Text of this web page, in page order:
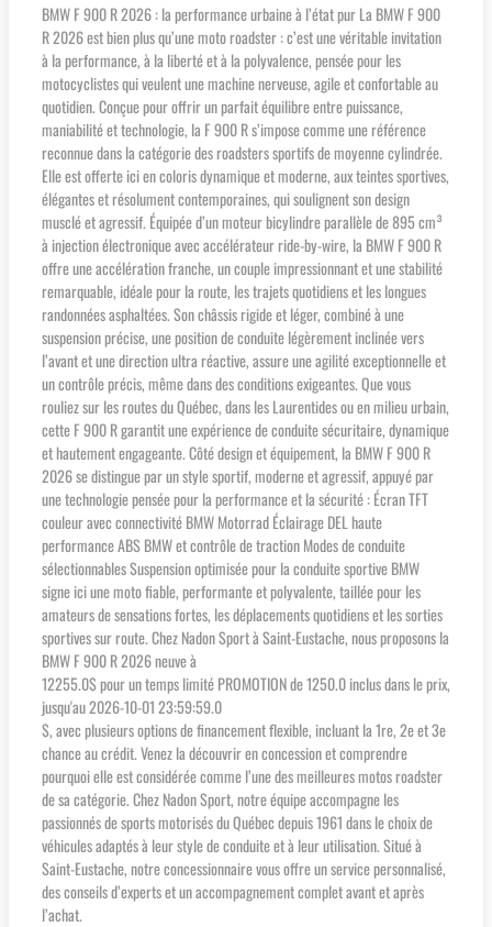
BMW F 900 R 2026 : la performance urbaine à l’état pur La BMW F 900
R 2026 est bien plus qu’une moto roadster : c’est une véritable invitation
à la performance, à la liberté et à la polyvalence, pensée pour les
motocyclistes qui veulent une machine nerveuse, agile et confortable au
quotidien. Conçue pour offrir un parfait équilibre entre puissance,
maniabilité et technologie, la F 900 R s’impose comme une référence
reconnue dans la catégorie des roadsters sportifs de moyenne cylindrée.
Elle est offerte ici en coloris dynamique et moderne, aux teintes sportives,
élégantes et résolument contemporaines, qui soulignent son design
musclé et agressif. Équipée d’un moteur bicylindre parallèle de 895 cm³
à injection électronique avec accélérateur ride-by-wire, la BMW F 900 R
offre une accélération franche, un couple impressionnant et une stabilité
remarquable, idéale pour la route, les trajets quotidiens et les longues
randonnées asphaltées. Son châssis rigide et léger, combiné à une
suspension précise, une position de conduite légèrement inclinée vers
l’avant et une direction ultra réactive, assure une agilité exceptionnelle et
un contrôle précis, même dans des conditions exigeantes. Que vous
rouliez sur les routes du Québec, dans les Laurentides ou en milieu urbain,
cette F 900 R garantit une expérience de conduite sécuritaire, dynamique
et hautement engageante. Côté design et équipement, la BMW F 900 R
2026 se distingue par un style sportif, moderne et agressif, appuyé par
une technologie pensée pour la performance et la sécurité : Écran TFT
couleur avec connectivité BMW Motorrad Éclairage DEL haute
performance ABS BMW et contrôle de traction Modes de conduite
sélectionnables Suspension optimisée pour la conduite sportive BMW
signe ici une moto fiable, performante et polyvalente, taillée pour les
amateurs de sensations fortes, les déplacements quotidiens et les sorties
sportives sur route. Chez Nadon Sport à Saint-Eustache, nous proposons la
BMW F 900 R 2026 neuve à
12255.0$ pour un temps limité PROMOTION de 1250.0 inclus dans le prix,
jusqu'au 2026-10-01 23:59:59.0
$, avec plusieurs options de financement flexible, incluant la 1re, 2e et 3e
chance au crédit. Venez la découvrir en concession et comprendre
pourquoi elle est considérée comme l’une des meilleures motos roadster
de sa catégorie. Chez Nadon Sport, notre équipe accompagne les
passionnés de sports motorisés du Québec depuis 1961 dans le choix de
véhicules adaptés à leur style de conduite et à leur utilisation. Situé à
Saint-Eustache, notre concessionnaire vous offre un service personnalisé,
des conseils d’experts et un accompagnement complet avant et après
l’achat.